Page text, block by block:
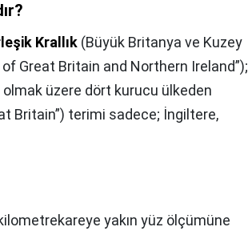
Krallık (Büyük Britanya ve Kuzey
Great Britain and Northern Ireland”);
üzere dört kurucu ülkeden
Britain”) terimi sadece; İngiltere,
yakın yüz ölçümüne